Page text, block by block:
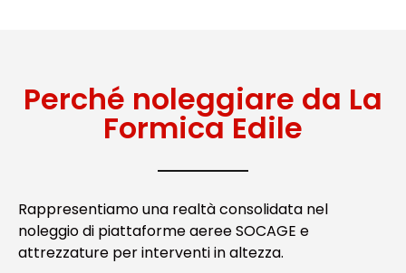
Perché noleggiare da La
Formica Edile
Rappresentiamo una realtà consolidata nel
noleggio di piattaforme aeree SOCAGE e
attrezzature per interventi in altezza.